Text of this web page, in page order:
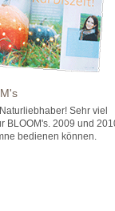
Sehr viel
BLOOM's. 2009 und
bedienen können.